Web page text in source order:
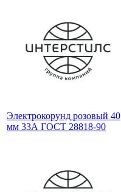
Электрокорунд розовый 40
мм 33А ГОСТ 28818-90